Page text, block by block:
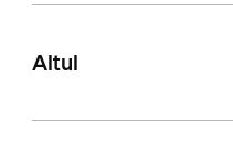
Altul